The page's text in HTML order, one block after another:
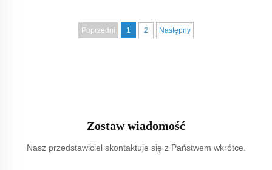
Poprzedni 1 2 Następny
Zostaw wiadomość
Nasz przedstawiciel skontaktuje się z Państwem wkrótce.